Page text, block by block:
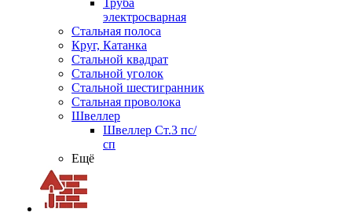
Труба
электросварная
Стальная полоса
Круг, Катанка
Стальной квадрат
Стальной уголок
Стальной шестигранник
Стальная проволока
Швеллер
Швеллер Ст.3 пс/
сп
Ещё